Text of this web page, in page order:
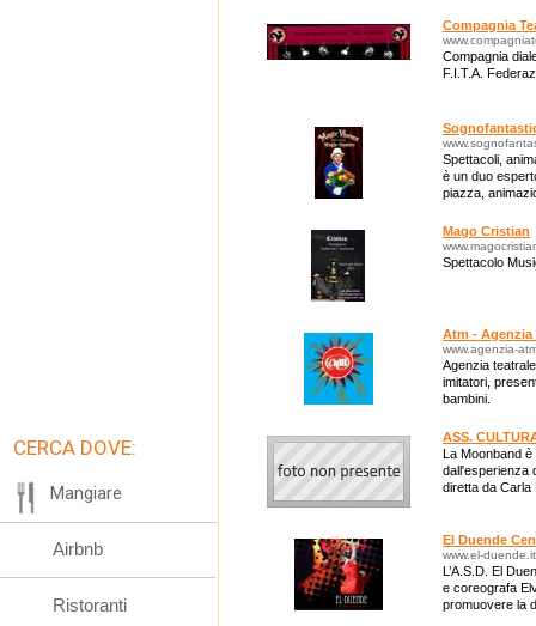
Compagnia
Compagnia
F.I.T.A.
Spettacoli,
è un duo
piazza,
Mago Cristian
Spettacolo
Atm - Agenzia
www.agenzia-
Agenzia
imitatori,
bambini.
ASS.
La Moonband è
dall'esperienza
diretta da Carla
El Duende
www.el-duende.it
L’A.S.D. El
e coreografa
promuovere la
CERCA DOVE:
Mangiare
Airbnb
Ristoranti